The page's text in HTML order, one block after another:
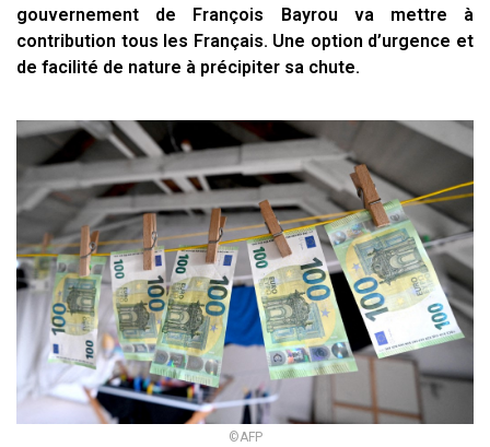
gouvernement de François Bayrou va mettre à
contribution tous les Français. Une option d’urgence et
de facilité de nature à précipiter sa chute.
©AFP